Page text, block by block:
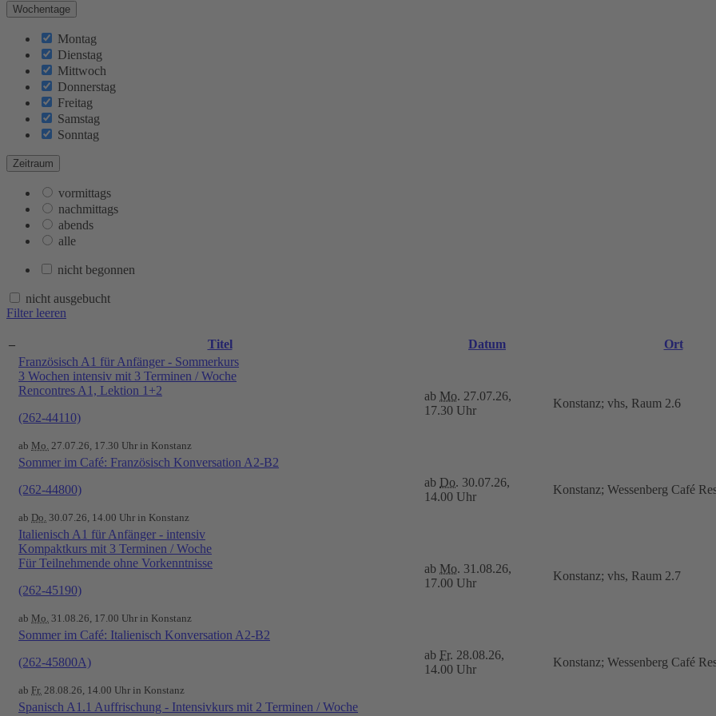
Wochentage
Montag
Dienstag
Mittwoch
Donnerstag
Freitag
Samstag
Sonntag
Zeitraum
vormittags
nachmittags
abends
alle
nicht begonnen
nicht ausgebucht
Filter leeren
– Titel Datum
Ort
Französisch A1 für Anfänger - Sommerkurs
3 Wochen intensiv mit 3 Terminen / Woche
Rencontres A1, Lektion 1+2
(262-44110)
ab Mo. 27.07.26, 17.30 Uhr in Konstanz
ab Mo. 27.07.26,
17.30 Uhr
Konstanz; vhs, Raum 2.6
Sommer im Café: Französisch Konversation A2-B2
(262-44800)
ab Do. 30.07.26, 14.00 Uhr in Konstanz
ab Do. 30.07.26,
14.00 Uhr
Konstanz; Wessenberg Café
Italienisch A1 für Anfänger - intensiv
Kompaktkurs mit 3 Terminen / Woche
Für Teilnehmende ohne Vorkenntnisse
(262-45190)
ab Mo. 31.08.26, 17.00 Uhr in Konstanz
ab Mo. 31.08.26,
17.00 Uhr
Konstanz; vhs, Raum 2.7
Sommer im Café: Italienisch Konversation A2-B2
(262-45800A)
ab Fr. 28.08.26, 14.00 Uhr in Konstanz
ab Fr. 28.08.26,
14.00 Uhr
Konstanz; Wessenberg Café
Spanisch A1.1 Auffrischung - Intensivkurs mit 2 Terminen / Woche